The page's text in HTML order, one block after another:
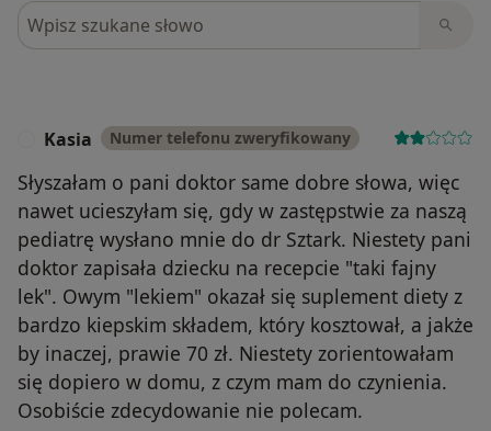
Szukaj w opiniach
Kasia Numer telefonu zweryfikowany
Słyszałam o pani doktor same dobre słowa, więc
nawet ucieszyłam się, gdy w zastępstwie za naszą
pediatrę wysłano mnie do dr Sztark. Niestety pani
doktor zapisała dziecku na recepcie "taki fajny
lek". Owym "lekiem" okazał się suplement diety z
bardzo kiepskim składem, który kosztował, a jakże
by inaczej, prawie 70 zł. Niestety zorientowałam
się dopiero w domu, z czym mam do czynienia.
Osobiście zdecydowanie nie polecam.